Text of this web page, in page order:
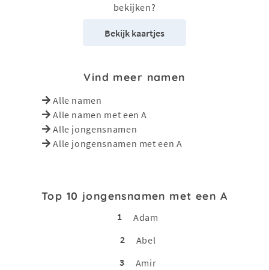
bekijken?
Bekijk kaartjes
Vind meer namen
Alle namen
Alle namen met een A
Alle jongensnamen
Alle jongensnamen met een A
Top 10 jongensnamen met een A
1
Adam
2
Abel
3
Amir